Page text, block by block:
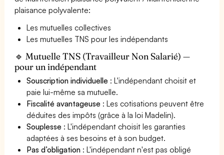
plaisance polyvalente:
Les mutuelles collectives
Les mutuelles TNS pour les indépendants
🔹 Mutuelle TNS (Travailleur Non Salarié) —
pour un indépendant
Souscription individuelle : L'indépendant choisit et
paie lui-même sa mutuelle.
Fiscalité avantageuse : Les cotisations peuvent être
déduites des impôts (grâce à la loi Madelin).
Souplesse : L'indépendant choisit les garanties
adaptées à ses besoins et à son budget.
Pas d’obligation : L'indépendant n'est pas obligé